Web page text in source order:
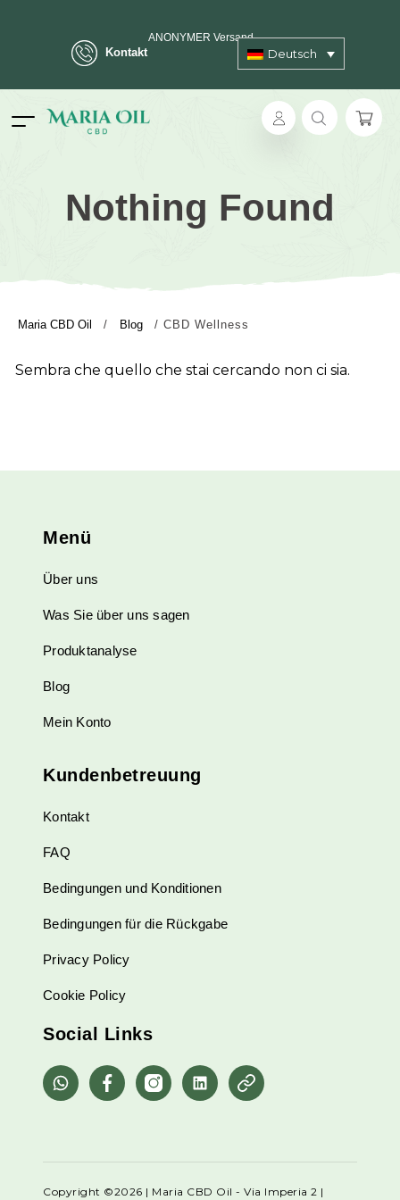
Kontakt
ANONYMER Versand
Deutsch
Nothing Found
Maria CBD Oil / Blog / CBD Wellness
Sembra che quello che stai cercando non ci sia.
Menü
Über uns
Was Sie über uns sagen
Produktanalyse
Blog
Mein Konto
Kundenbetreuung
Kontakt
FAQ
Bedingungen und Konditionen
Bedingungen für die Rückgabe
Privacy Policy
Cookie Policy
Social Links
Copyright ©2026 | Maria CBD Oil - Via Imperia 2 |